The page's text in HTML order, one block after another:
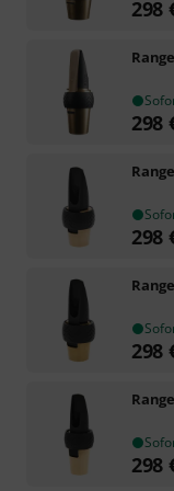
298
298
298
298
298